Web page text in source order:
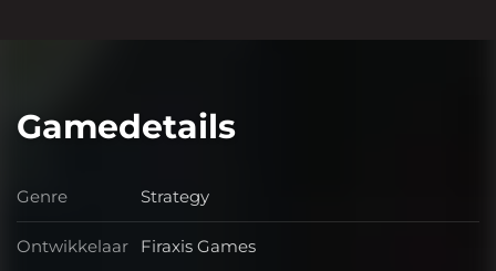
Gamedetails
Genre Genre
Strategy
Ontwikkelaar Ontwikkelaar
Firaxis Games